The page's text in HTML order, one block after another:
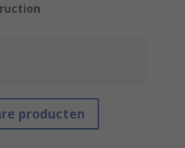
producten